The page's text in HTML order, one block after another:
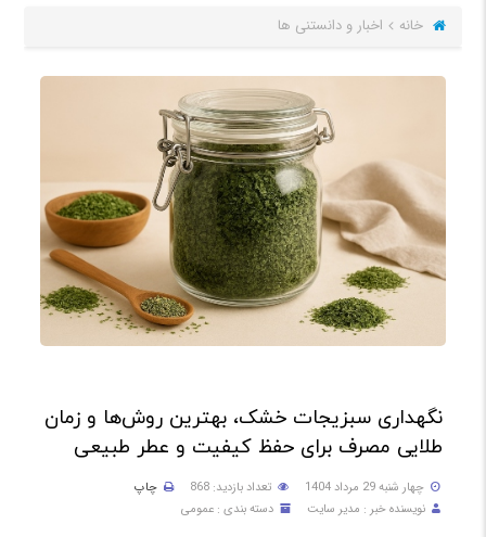
خانه اخبار و دانستنی ها
نگهداری سبزیجات خشک، بهترین روش‌ها و زمان
طلایی مصرف برای حفظ کیفیت و عطر طبیعی
چهار شنبه 29 مرداد 1404 تعداد بازدید: 868
چاپ
نویسنده خبر : مدیر سایت
دسته بندی : عمومی